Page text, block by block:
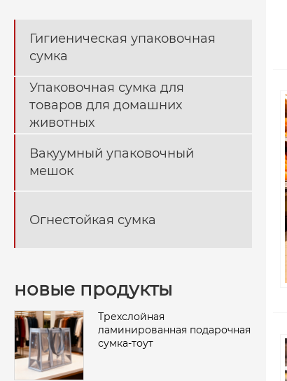
Гигиеническая упаковочная
сумка
Упаковочная сумка для
товаров для домашних
животных
Вакуумный упаковочный
мешок
Огнестойкая сумка
новые продукты
Трехслойная
ламинированная подарочная
сумка-тоут